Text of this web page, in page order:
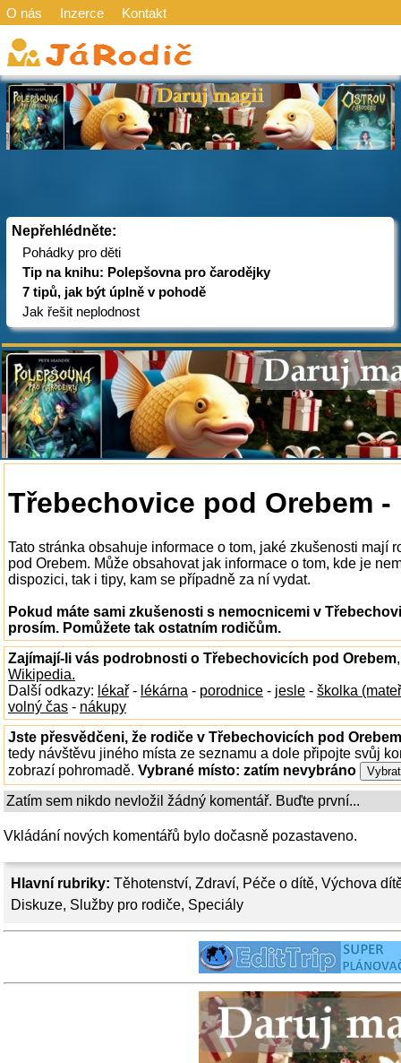
O nás Inzerce Kontakt
Nepřehlédněte:
Pohádky pro děti
Tip na knihu: Polepšovna pro čarodějky
7 tipů, jak být úplně v pohodě
Jak řešit neplodnost
Hlavní rubriky: Těhotenství, Zdraví, Péče o dítě, Výchova
Diskuze, Služby pro rodiče, Speciály
Třebechovice pod Orebem
Tato stránka obsahuje informace o tom, jaké zkušenosti mají
pod Orebem. Může obsahovat jak informace o tom, kde je
dispozici, tak i tipy, kam se případně za ní vydat.
Pokud máte sami zkušenosti s nemocnicemi v
prosím. Pomůžete tak ostatním rodičům.
Zajímají-li vás podrobnosti o Třebechovicích pod Orebem
Wikipedia.
Další odkazy: lékař - lékárna - porodnice - jesle - školka
volný čas - nákupy
Jste přesvědčeni, že rodiče v Třebechovicích pod
tedy návštěvu jiného místa ze seznamu a dole připojte svůj
zobrazí pohromadě. Vybrané místo: zatím nevybráno
Zatím sem nikdo nevložil žádný komentář. Buďte první...
Vkládání nových komentářů bylo dočasně pozastaveno.